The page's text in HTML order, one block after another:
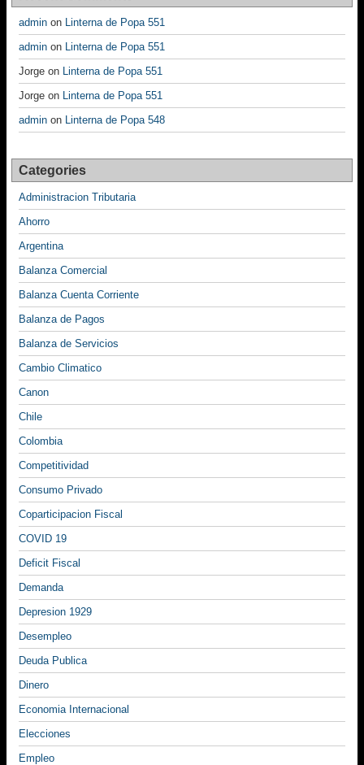
admin on Linterna de Popa 551
admin on Linterna de Popa 551
Jorge on Linterna de Popa 551
Jorge on Linterna de Popa 551
admin on Linterna de Popa 548
Categories
Administracion Tributaria
Ahorro
Argentina
Balanza Comercial
Balanza Cuenta Corriente
Balanza de Pagos
Balanza de Servicios
Cambio Climatico
Canon
Chile
Colombia
Competitividad
Consumo Privado
Coparticipacion Fiscal
COVID 19
Deficit Fiscal
Demanda
Depresion 1929
Desempleo
Deuda Publica
Dinero
Economia Internacional
Elecciones
Empleo